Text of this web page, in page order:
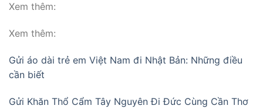
Xem thêm:
Xem thêm:
Gửi áo dài trẻ em Việt Nam đi Nhật Bản: Những điều
cần biết
Gửi Khăn Thổ Cẩm Tây Nguyên Đi Đức Cùng Cần Thơ